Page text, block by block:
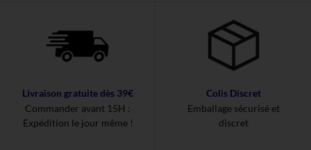
Livraison gratuite dès 39€
Commander avant 15H :
Expédition le jour même !
Colis Discret
Emballage sécurisé et
discret